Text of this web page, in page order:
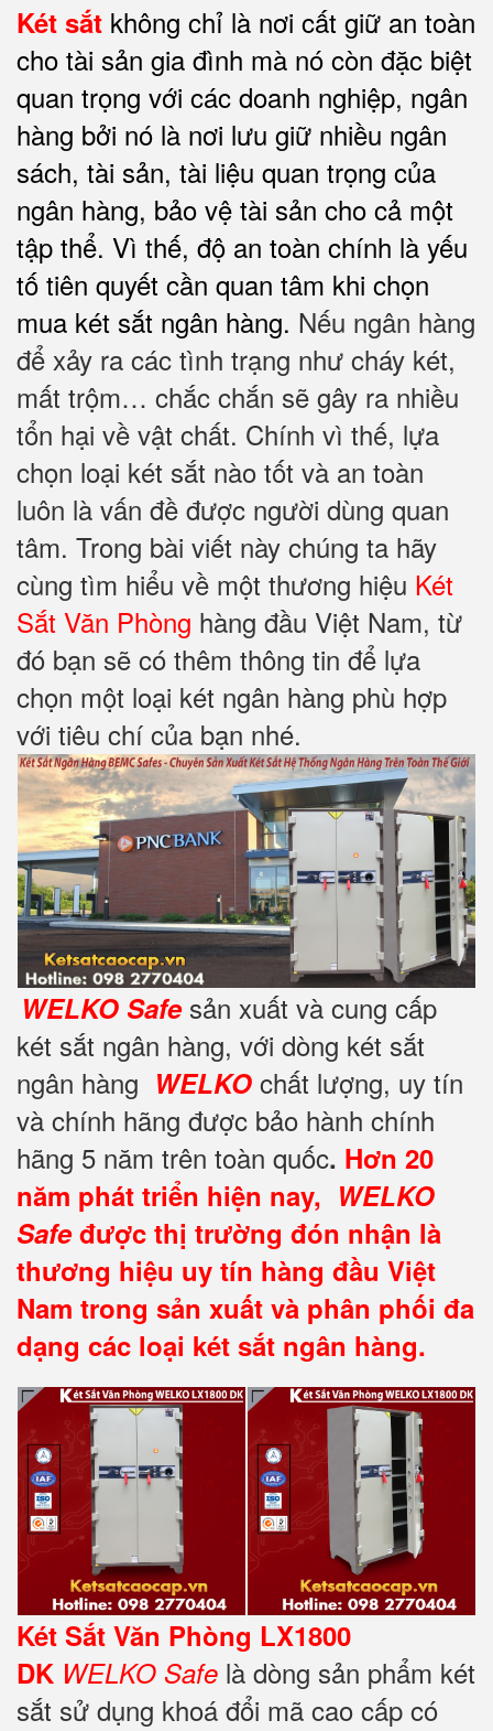
Két sắt không chỉ là nơi cất giữ an toàn
cho tài sản gia đình mà nó còn đặc biệt
quan trọng với các doanh nghiệp, ngân
hàng bởi nó là nơi lưu giữ nhiều ngân
sách, tài sản, tài liệu quan trọng của
ngân hàng, bảo vệ tài sản cho cả một
tập thể. Vì thế, độ an toàn chính là yếu
tố tiên quyết cần quan tâm khi chọn
mua két sắt ngân hàng. Nếu ngân hàng
để xảy ra các tình trạng như cháy két,
mất trộm… chắc chắn sẽ gây ra nhiều
tổn hại về vật chất. Chính vì thế, lựa
chọn loại két sắt nào tốt và an toàn
luôn là vấn đề được người dùng quan
tâm. Trong bài viết này chúng ta hãy
cùng tìm hiểu về một thương hiệu Két
Sắt Văn Phòng hàng đầu Việt Nam, từ
đó bạn sẽ có thêm thông tin để lựa
chọn một loại két ngân hàng phù hợp
với tiêu chí của bạn nhé.
WELKO Safesản xuất và cung cấp
két sắt ngân hàng, với dòng két sắt
ngân hàng WELKO chất lượng, uy tín
và chính hãng được bảo hành chính
hãng 5 năm trên toàn quốc. Hơn 20
năm phát triển hiện nay, WELKO
Safeđược thị trường đón nhận là
thương hiệu uy tín hàng đầu Việt
Nam trong sản xuất và phân phối đa
dạng các loại két sắt ngân hàng.
Két Sắt Văn Phòng LX1800
DK WELKO Safe là dòng sản phẩm két
sắt sử dụng khoá đổi mã cao cấp có